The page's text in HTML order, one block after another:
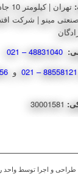
مینو | شرکت
88558121 – 021 و
طراحی و اجرا توسط واحد روابط